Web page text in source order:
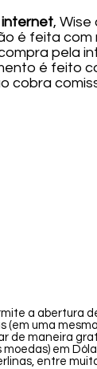
internet, Wise
é feita com
pela
é feito
cobra
a abertura
(em uma
de maneira
em
entre